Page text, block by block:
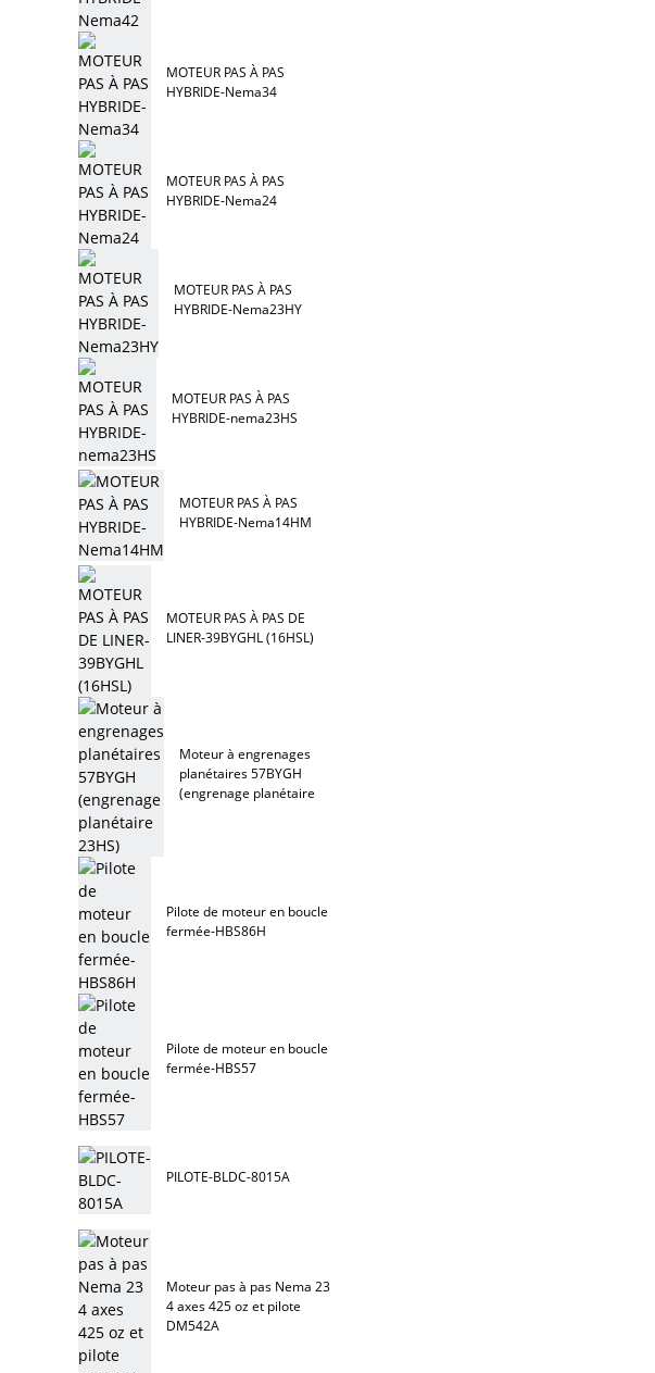
MOTEUR PAS À PAS
HYBRIDE-Nema34
MOTEUR PAS À PAS
HYBRIDE-Nema24
MOTEUR PAS À PAS
HYBRIDE-Nema23HY
MOTEUR PAS À PAS
HYBRIDE-nema23HS
MOTEUR PAS À PAS
HYBRIDE-Nema14HM
MOTEUR PAS À PAS DE
LINER-39BYGHL (16HSL)
Moteur à engrenages
planétaires 57BYGH
(engrenage planétaire
Pilote de moteur en boucle
fermée-HBS86H
Pilote de moteur en boucle
fermée-HBS57
PILOTE-BLDC-8015A
Moteur pas à pas Nema 23
4 axes 425 oz et pilote
DM542A